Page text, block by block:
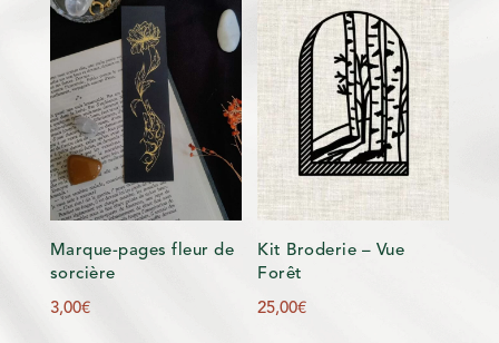
Marque-pages fleur de
sorcière
3,00€
Kit Broderie – Vue
Forêt
25,00€